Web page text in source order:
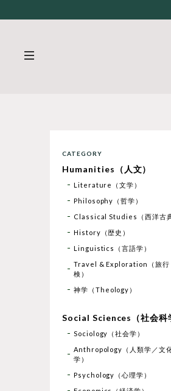
CATEGORY
Humanities（人文）
Literature（文学）
Philosophy（哲学）
Classical Studies（西洋古典
History（歴史）
Linguistics（言語学）
Travel & Exploration（旅行
検）
神学（Theology）
Social Sciences（社会科
Sociology（社会学）
Anthropology（人類学／文
学）
Psychology（心理学）